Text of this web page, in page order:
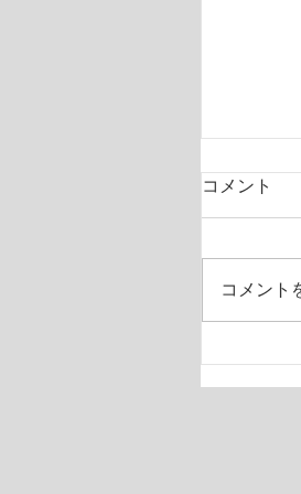
インタ
コメント
コメント